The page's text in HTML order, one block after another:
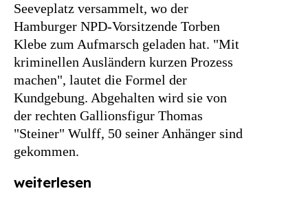
Seeveplatz versammelt, wo der
Hamburger NPD-Vorsitzende Torben
Klebe zum Aufmarsch geladen hat. "Mit
kriminellen Ausländern kurzen Prozess
machen", lautet die Formel der
Kundgebung. Abgehalten wird sie von
der rechten Gallionsfigur Thomas
"Steiner" Wulff, 50 seiner Anhänger sind
gekommen.
weiterlesen